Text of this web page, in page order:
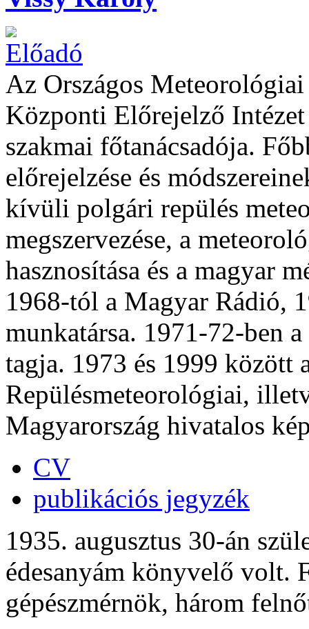
Az Országos
Központi Előrejelző
szakmai főtanácsadója.
előrejelzése és
kívüli polgári repülés
megszervezése, a
hasznosítása és a magyar
1968-tól a Magyar Rádió,
munkatársa. 1971-72-ben
tagja. 1973 és 1999 között
Repülésmeteorológiai,
Magyarország hivatalos
CV
publikációs jegyzék
1935. augusztus 30-án
édesanyám könyvelő volt.
gépészmérnök, három